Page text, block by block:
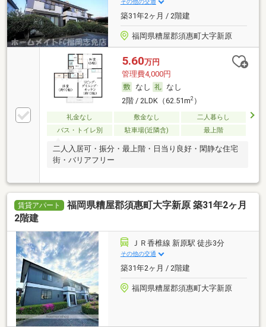
その他の交通
築31年2ヶ月 / 2階建
福岡県糟屋郡須惠町大字新原
5.60万円
管理費4,000円
なし
なし
2階 / 2LDK（62.51m2）
礼金なし 敷金なし
二人暮らし
バス・トイレ別
駐車場(近隣含) 最上階
二人入居可・振分・最上階・日当り良好・閑静な住宅
街・バリアフリー
賃貸アパート
福岡県糟屋郡須惠町大字新原 築31年2ヶ月
2階建
ＪＲ香椎線 新原駅 徒歩3分
その他の交通
築31年2ヶ月 / 2階建
福岡県糟屋郡須惠町大字新原